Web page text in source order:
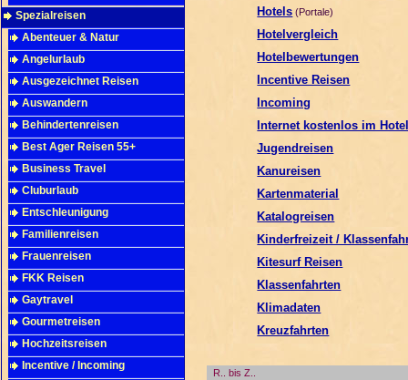
Spezialreisen
Abenteuer & Natur
Angelurlaub
Ausgezeichnet Reisen
Auswandern
Behindertenreisen
Best Ager Reisen 55+
Business Travel
Cluburlaub
Entschleunigung
Familienreisen
Frauenreisen
FKK Reisen
Gaytravel
Gourmetreisen
Hochzeitsreisen
Incentive / Incoming
Hotels (Portale)
Hotelvergleich
Hotelbewertungen
Incentive Reisen
Incoming
Internet kostenlos im
Jugendreisen
Kanureisen
Kartenmaterial
Katalogreisen
Kinderfreizeit /
Kitesurf Reisen
Klassenfahrten
Klimadaten
Kreuzfahrten
R.. bis Z..